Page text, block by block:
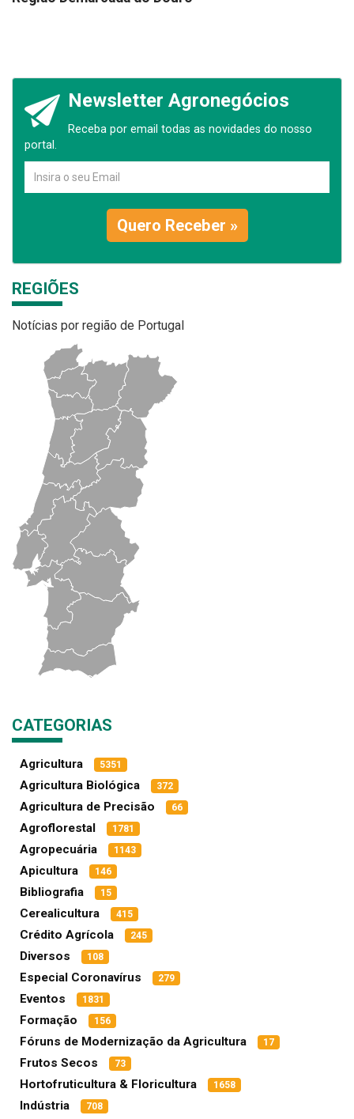
Newsletter Agronegócios
Receba por email todas as novidades do nosso
portal.
Quero Receber »
REGIÕES
Notícias por região de Portugal
CATEGORIAS
Agricultura 5351
Agricultura Biológica 372
Agricultura de Precisão 66
Agroflorestal 1781
Agropecuária 1143
Apicultura 146
Bibliografia 15
Cerealicultura 415
Crédito Agrícola 245
Diversos 108
Especial Coronavírus 279
Eventos 1831
Formação 156
Fóruns de Modernização da Agricultura 17
Frutos Secos 73
Hortofruticultura & Floricultura 1658
Indústria 708